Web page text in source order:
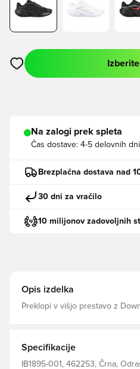
Odpre Modal za prijavo ali vpis
Na zalogi prek spleta
Čas dostave: 4-5 delovnih dni
Brezplačna dostava nad
30 dni za vračilo
10 milijonov zadovoljnih
Opis izdelka
Preklopi v višjo prestavo z
za srednji del stopala pa
prileganja. Tehnično dovršena
zgornjem delu zagotavlja
Specifikacije
IB1895-001, 462253, Črna,